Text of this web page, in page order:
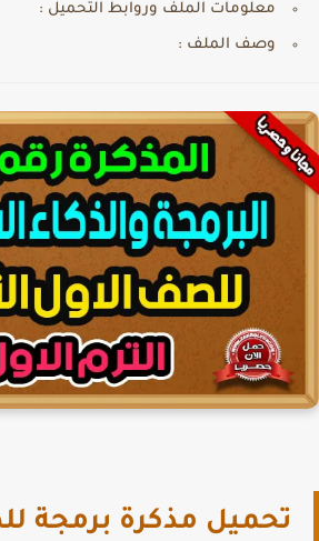
معلومات الملف وروابط التحميل :
وصف الملف :
تحميل مذكرة برمجة